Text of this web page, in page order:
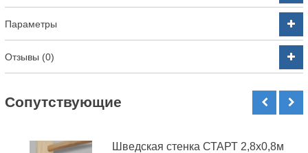
Параметры
Отзывы (0)
Cопутствующие
Шведская стенка СТАРТ 2,8х0,8м